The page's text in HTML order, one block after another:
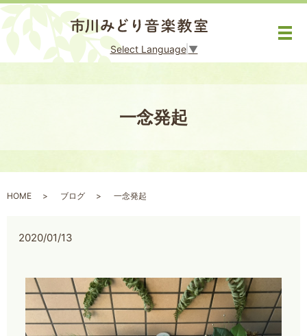
Select Language ▼
メ
一念発起
HOME ブログ 一念発起
2020/01/13